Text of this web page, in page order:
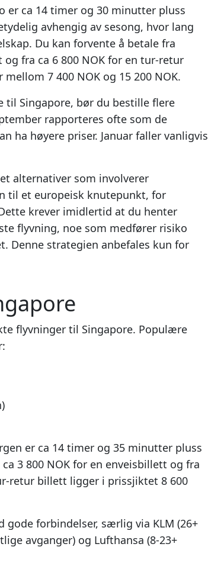
er ca 14 timer og 30 minutter pluss
avhengig av sesong, hvor lang
Du kan forvente å betale fra
fra ca 6 800 NOK for en tur-retur
7 400 NOK og 15 200 NOK.
til Singapore, bør du bestille flere
rapporteres ofte som de
ha høyere priser. Januar faller vanligvis
alternativer som involverer
til et europeisk knutepunkt, for
krever imidlertid at du henter
flyvning, noe som medfører risiko
Denne strategien anbefales kun for
flyvninger til Singapore. Populære
er ca 14 timer og 35 minutter pluss
3 800 NOK for en enveisbillett og fra
retur billett ligger i prissjiktet 8 600
gode forbindelser, særlig via KLM (26+
avganger) og Lufthansa (8-23+